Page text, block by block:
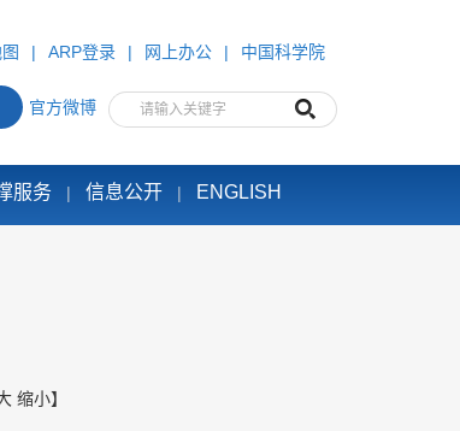
| ARP登录 | 网上办公 | 中国科学院
官方微博
服务 | 信息公开 | ENGLISH
缩小】